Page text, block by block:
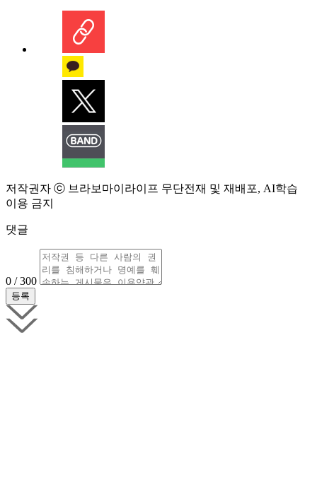
저작권자 ⓒ 브라보마이라이프 무단전재 및 재배포, AI학습
이용 금지
댓글
0 / 300